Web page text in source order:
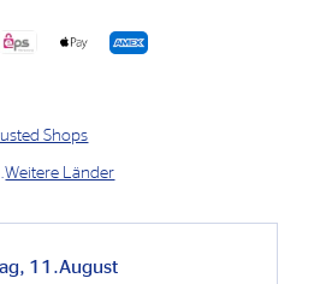
Shops
Weitere Länder
11.August